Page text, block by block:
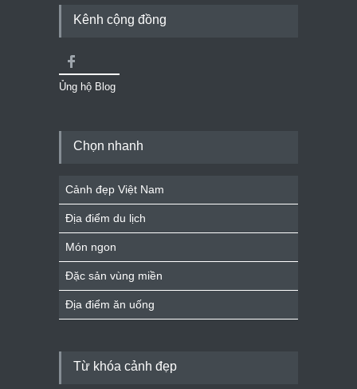
Kênh cộng đồng
Ủng hộ Blog
Chọn nhanh
Cảnh đẹp Việt Nam
Địa điểm du lịch
Món ngon
Đặc sản vùng miền
Địa điểm ăn uống
Từ khóa cảnh đẹp